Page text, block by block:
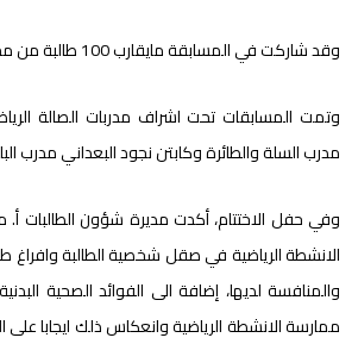
وقد شاركت في المسابقة مايقارب 100 طالبة من مختلف كليات الجامعة.
وتمت المسابقات تحت اشراف مدربات الصالة
مدرب السلة والطائرة وكابتن نجود البعداني مدرب
وفي حفل الاختتام، أكدت مديرة شؤون الطالبات
الانشطة الرياضية في صقل شخصية الطالبة وافراغ
والمنافسة لديها، إضافة الى الفوائد الصحية
ممارسة الانشطة الرياضية وانعكاس ذلك ايجابا